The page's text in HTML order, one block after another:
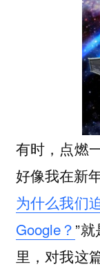
有时，点燃
好像我在新
为什么我们
Google？ ”
里，对我这